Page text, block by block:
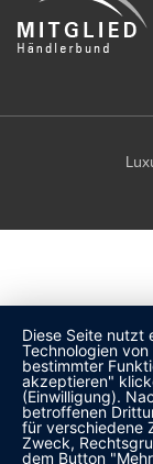
Diese Seite nutzt
Technologien
bestimmter
akzeptieren"
(Einwilligung).
betroffenen
für verschiedene
Zweck,
dem Button